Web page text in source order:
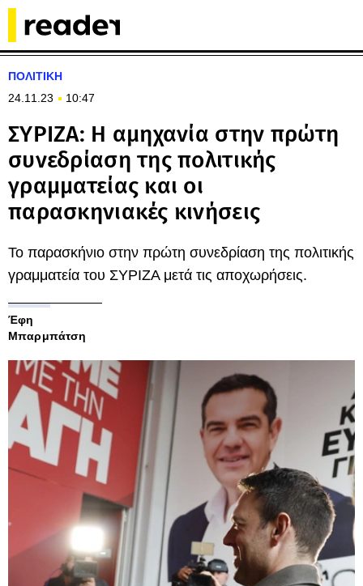
ΠΟΛΙΤΙΚΗ
24.11.23
10:47
ΣΥΡΙΖΑ: Η αμηχανία στην πρώτη
συνεδρίαση της πολιτικής
γραμματείας και οι
παρασκηνιακές κινήσεις
Το παρασκήνιο στην πρώτη συνεδρίαση της πολιτικής
γραμματεία του ΣΥΡΙΖΑ μετά τις αποχωρήσεις.
Έφη
Μπαρμπάτση